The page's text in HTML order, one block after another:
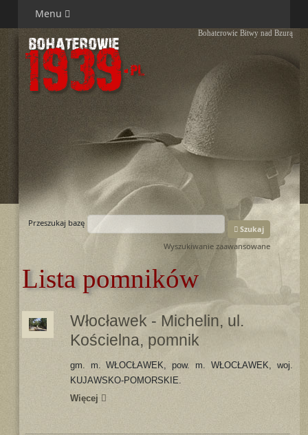
Menu
Bohaterowie Bitwy nad Bzurą
Przeszukaj bazę
Szukaj
Wyszukiwanie zaawansowane
Lista pomników
Włocławek - Michelin, ul.
Kościelna, pomnik
gm. m. WŁOCŁAWEK, pow. m. WŁOCŁAWEK, woj.
KUJAWSKO-POMORSKIE.
Więcej